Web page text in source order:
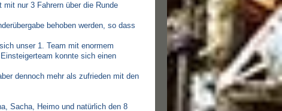
nur 3 Fahrern über die Runde
behoben werden, so dass
unser 1. Team mit enormem
konnte sich einen
dennoch mehr als zufrieden mit den
Sacha, Heimo und natürlich den 8